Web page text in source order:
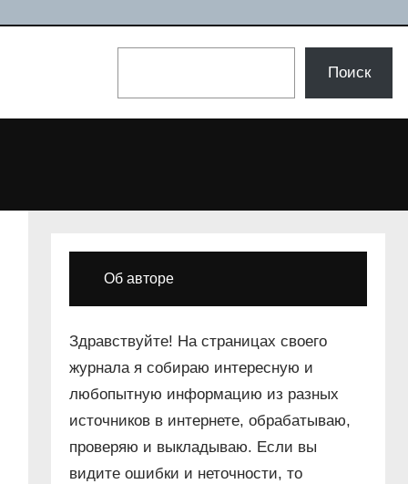
Поиск
Об авторе
Здравствуйте! На страницах своего
журнала я собираю интересную и
любопытную информацию из разных
источников в интернете, обрабатываю,
проверяю и выкладываю. Если вы
видите ошибки и неточности, то